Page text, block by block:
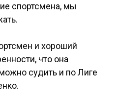
спортсмена, мы
и хороший
что она
судить и по Лиге